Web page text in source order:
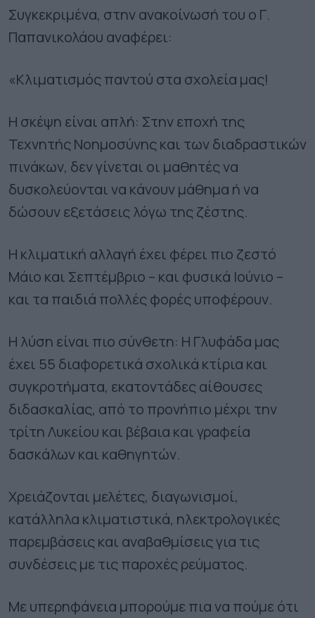
Συγκεκριμένα, στην ανακοίνωσή του ο Γ.
Παπανικολάου αναφέρει:
«Κλιματισμός παντού στα σχολεία μας!
Η σκέψη είναι απλή: Στην εποχή της
Τεχνητής Νοημοσύνης και των διαδραστικών
πινάκων, δεν γίνεται οι μαθητές να
δυσκολεύονται να κάνουν μάθημα ή να
δώσουν εξετάσεις λόγω της ζέστης.
Η κλιματική αλλαγή έχει φέρει πιο ζεστό
Μάιο και Σεπτέμβριο – και φυσικά Ιούνιο –
και τα παιδιά πολλές φορές υποφέρουν.
Η λύση είναι πιο σύνθετη: Η Γλυφάδα μας
έχει 55 διαφορετικά σχολικά κτίρια και
συγκροτήματα, εκατοντάδες αίθουσες
διδασκαλίας, από το προνήπιο μέχρι την
τρίτη Λυκείου και βέβαια και γραφεία
δασκάλων και καθηγητών.
Χρειάζονται μελέτες, διαγωνισμοί,
κατάλληλα κλιματιστικά, ηλεκτρολογικές
παρεμβάσεις και αναβαθμίσεις για τις
συνδέσεις με τις παροχές ρεύματος.
Με υπερηφάνεια μπορούμε πια να πούμε ότι